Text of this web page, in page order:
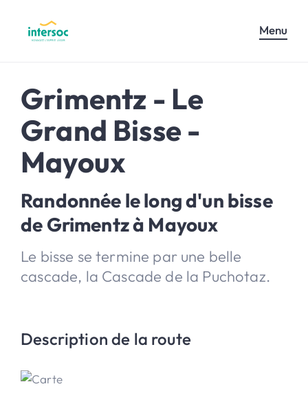
Menu
Grimentz - Le
Grand Bisse -
Mayoux
Randonnée le long d'un bisse
de Grimentz à Mayoux
Le bisse se termine par une belle
cascade, la Cascade de la Puchotaz.
Description de la route